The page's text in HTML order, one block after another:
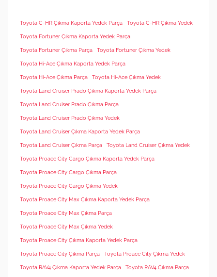
Toyota C-HR Çıkma Kaporta Yedek Parça Toyota C-HR Çıkma Yedek
Toyota Fortuner Çıkma Kaporta Yedek Parça
Toyota Fortuner Çıkma Parça Toyota Fortuner Çıkma Yedek
Toyota Hi-Ace Çıkma Kaporta Yedek Parça
Toyota Hi-Ace Çıkma Parça Toyota Hi-Ace Çıkma Yedek
Toyota Land Cruiser Prado Çıkma Kaporta Yedek Parça
Toyota Land Cruiser Prado Çıkma Parça
Toyota Land Cruiser Prado Çıkma Yedek
Toyota Land Cruiser Çıkma Kaporta Yedek Parça
Toyota Land Cruiser Çıkma Parça Toyota Land Cruiser Çıkma Yedek
Toyota Proace City Cargo Çıkma Kaporta Yedek Parça
Toyota Proace City Cargo Çıkma Parça
Toyota Proace City Cargo Çıkma Yedek
Toyota Proace City Max Çıkma Kaporta Yedek Parça
Toyota Proace City Max Çıkma Parça
Toyota Proace City Max Çıkma Yedek
Toyota Proace City Çıkma Kaporta Yedek Parça
Toyota Proace City Çıkma Parça Toyota Proace City Çıkma Yedek
Toyota RAV4 Çıkma Kaporta Yedek Parça Toyota RAV4 Çıkma Parça